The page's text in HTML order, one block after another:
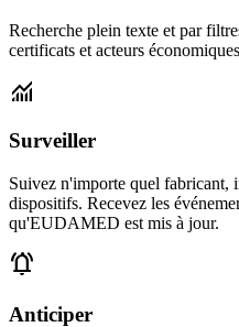
Recherche plein texte et par
certificats et acteurs
monitoring
Surveiller
Suivez n'importe quel fabricant,
dispositifs. Recevez les
qu'EUDAMED est mis à jour.
notifications_active
Anticiper